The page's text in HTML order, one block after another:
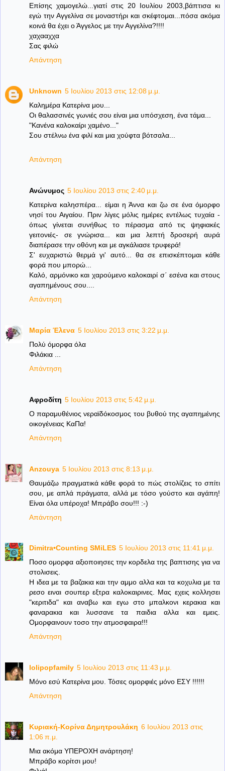
Επίσης χαμογελώ...γιατί στις 20 Ιουλίου 2003,βάπτισα κι
εγώ την Αγγελίνα σε μοναστήρι και σκέφτομαι...πόσα ακόμα
κοινά θα έχει ο Άγγελος με την Αγγελίνα?!!!!
χαχααχχα
Σας φιλώ
Απάντηση
Unknown 5 Ιουλίου 2013 στις 12:08 μ.μ.
Καλημέρα Κατερίνα μου...
Οι θαλασσινές γωνιές σου είναι μια υπόσχεση, ένα τάμα...
"Κανένα καλοκαίρι χαμένο..."
Σου στέλνω ένα φιλί και μια χούφτα βότσαλα...
Απάντηση
Ανώνυμος 5 Ιουλίου 2013 στις 2:40 μ.μ.
Κατερίνα καλησπέρα... είμαι η Άννα και ζω σε ένα όμορφο
νησί του Αιγαίου. Πριν λίγες μόλις ημέρες εντέλως τυχαία -
όπως γίνεται συνήθως το πέρασμα από τις ψηφιακές
γειτονιές- σε γνώρισα... και μια λεπτή δροσερή αυρά
διαπέρασε την οθόνη και με αγκάλιασε τρυφερά!
Σ' ευχαριστώ θερμά γι' αυτό... θα σε επισκέπτομαι κάθε
φορά που μπορώ...
Καλό, αρμόνικο και χαρούμενο καλοκαιρί σ΄ εσένα και στους
αγαπημένους σου....
Απάντηση
Μαρία Έλενα 5 Ιουλίου 2013 στις 3:22 μ.μ.
Πολύ όμορφα όλα
Φιλάκια ...
Απάντηση
Αφροδίτη 5 Ιουλίου 2013 στις 5:42 μ.μ.
Ο παραμυθένιος νεραϊδόκοσμος του βυθού της αγαπημένης
οικογένειας ΚαΠα!
Απάντηση
Anzouya 5 Ιουλίου 2013 στις 8:13 μ.μ.
Θαυμάζω πραγματικά κάθε φορά το πώς στολίζεις το σπίτι
σου, με απλά πράγματα, αλλά με τόσο γούστο και αγάπη!
Είναι όλα υπέροχα! Μπράβο σου!!! :-)
Απάντηση
Dimitra•Counting SΜiLES 5 Ιουλίου 2013 στις 11:41 μ.μ.
Ποσο ομορφα αξιοποιησες την κορδελα της βαπτισης για να
στολισεις.
Η ιδεα με τα βαζακια και την αμμο αλλα και τα κοχυλια με τα
ρεσο ειναι σουπερ εξτρα καλοκαιρινες. Μας εχεις κολλησει
"κεριτιδα" και αναβω και εγω στο μπαλκονι κερακια και
φαναρακια και λυσσανε τα παιδια αλλα και εμεις.
Ομορφαινουν τοσο την ατμοσφαιρα!!!
Απάντηση
lolipopfamily 5 Ιουλίου 2013 στις 11:43 μ.μ.
Μόνο εσύ Κατερίνα μου. Τόσες ομορφιές μόνο ΕΣΥ !!!!!!
Απάντηση
Κυριακή-Κορίνα Δημητρουλάκη 6 Ιουλίου 2013 στις
1:06 π.μ.
Μια ακόμα ΥΠΕΡΟΧΗ ανάρτηση!
Μπράβο κορίτσι μου!